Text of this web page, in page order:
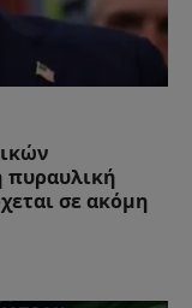
πυραυλική
σε ακόμη